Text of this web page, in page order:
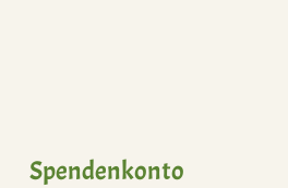
Spendenkonto